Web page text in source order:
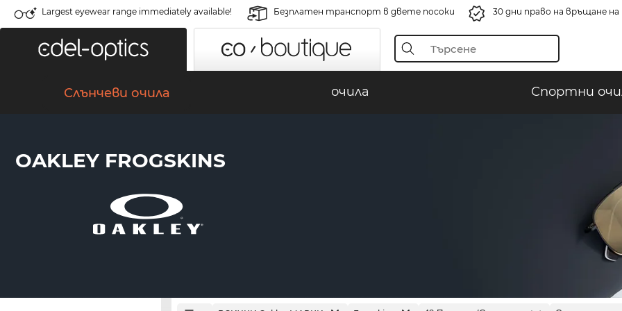
Largest eyewear range immediately available! Безплатен транспорт в двете посоки 30 дни право на връщане
Слънчеви очила очила Спортни
OAKLEY FROGSKINS